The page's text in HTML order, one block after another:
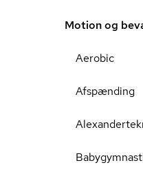
Motion og
Aerobic
Afspænding